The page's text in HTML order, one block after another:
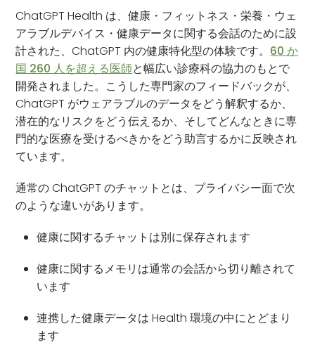
ChatGPT Health は、健康・フィットネス・栄養・ウェ
アラブルデバイス・健康データに関する会話のために設
計された、ChatGPT 内の健康特化型の体験です。 60 か
国 260 人を超える医師と幅広い診療科の協力のもとで
開発されました。こうした専門家のフィードバックが、
ChatGPT がウェアラブルのデータをどう解釈するか、
潜在的なリスクをどう伝えるか、そしてどんなときに専
門的な医療を受けるべきかをどう助言するかに反映され
ています。
通常の ChatGPT のチャットとは、プライバシー面で次
のような違いがあります。
健康に関するチャットは別に保存されます
健康に関するメモリは通常の会話から切り離されて
います
連携した健康データは Health 環境の中にとどまり
ます